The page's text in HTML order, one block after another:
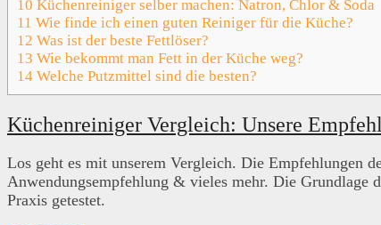
10 Küchenreiniger selber machen: Natron, Chlor & Soda
11 Wie finde ich einen guten Reiniger für die Küche?
12 Was ist der beste Fettlöser?
13 Wie bekommt man Fett in der Küche weg?
14 Welche Putzmittel sind die besten?
Küchenreiniger Vergleich: Unsere
Los geht es mit unserem Vergleich. Die Empfehlungen
Anwendungsempfehlung & vieles mehr. Die Grundlage
Praxis getestet.